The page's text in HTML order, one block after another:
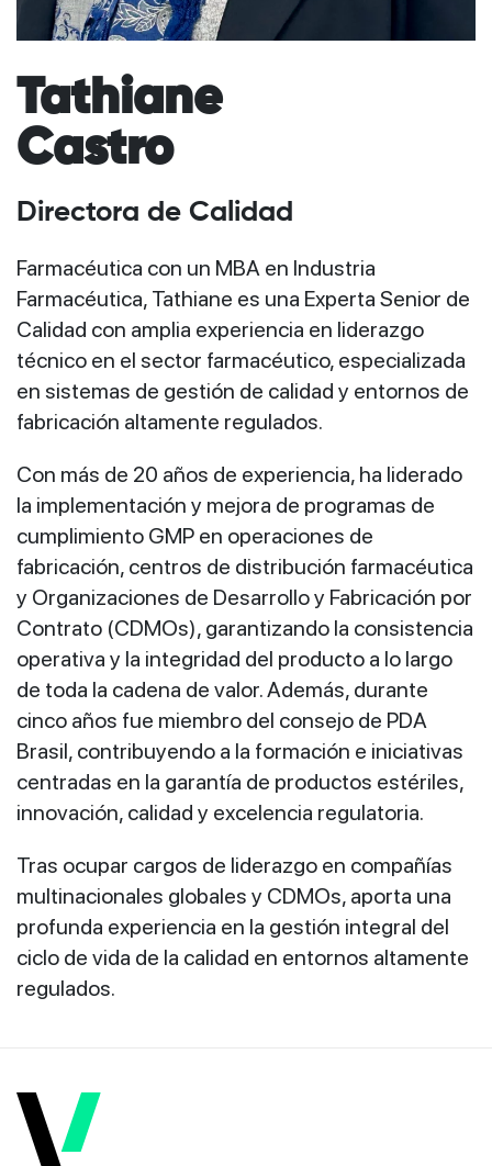
Tathiane
Castro
Directora de Calidad
Farmacéutica con un MBA en Industria
Farmacéutica, Tathiane es una Experta Senior de
Calidad con amplia experiencia en liderazgo
técnico en el sector farmacéutico, especializada
en sistemas de gestión de calidad y entornos de
fabricación altamente regulados.
Con más de 20 años de experiencia, ha liderado
la implementación y mejora de programas de
cumplimiento GMP en operaciones de
fabricación, centros de distribución farmacéutica
y Organizaciones de Desarrollo y Fabricación por
Contrato (CDMOs), garantizando la consistencia
operativa y la integridad del producto a lo largo
de toda la cadena de valor. Además, durante
cinco años fue miembro del consejo de PDA
Brasil, contribuyendo a la formación e iniciativas
centradas en la garantía de productos estériles,
innovación, calidad y excelencia regulatoria.
Tras ocupar cargos de liderazgo en compañías
multinacionales globales y CDMOs, aporta una
profunda experiencia en la gestión integral del
ciclo de vida de la calidad en entornos altamente
regulados.